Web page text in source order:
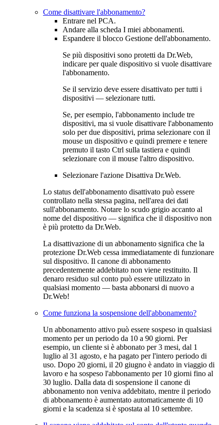
Come disattivare l'abbonamento?
Entrare nel PCA.
Andare alla scheda I miei abbonamenti.
Espandere il blocco Gestione dell'abbonamento.
Se più dispositivi sono protetti da Dr.Web,
indicare per quale dispositivo si vuole disattivare
l'abbonamento.
Se il servizio deve essere disattivato per tutti i
dispositivi — selezionare tutti.
Se, per esempio, l'abbonamento include tre
dispositivi, ma si vuole disattivare l'abbonamento
solo per due dispositivi, prima selezionare con il
mouse un dispositivo e quindi premere e tenere
premuto il tasto Ctrl sulla tastiera e quindi
selezionare con il mouse l'altro dispositivo.
Selezionare l'azione Disattiva Dr.Web.
Lo status dell'abbonamento disattivato può essere
controllato nella stessa pagina, nell'area dei dati
sull'abbonamento. Notare lo scudo grigio accanto al
nome del dispositivo — significa che il dispositivo non
è più protetto da Dr.Web.
La disattivazione di un abbonamento significa che la
protezione Dr.Web cessa immediatamente di funzionare
sul dispositivo. Il canone di abbonamento
precedentemente addebitato non viene restituito. Il
denaro residuo sul conto può essere utilizzato in
qualsiasi momento — basta abbonarsi di nuovo a
Dr.Web!
Come funziona la sospensione dell'abbonamento?
Un abbonamento attivo può essere sospeso in qualsiasi
momento per un periodo da 10 a 90 giorni. Per
esempio, un cliente si è abbonato per 3 mesi, dal 1
luglio al 31 agosto, e ha pagato per l'intero periodo di
uso. Dopo 20 giorni, il 20 giugno è andato in viaggio di
lavoro e ha sospeso l'abbonamento per 10 giorni fino al
30 luglio. Dalla data di sospensione il canone di
abbonamento non veniva addebitato, mentre il periodo
di abbonamento è aumentato automaticamente di 10
giorni e la scadenza si è spostata al 10 settembre.